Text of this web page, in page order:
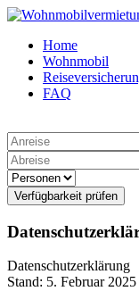
Home
Wohnmobil
FAQ
Verfügbarkeit prüfen
Datenschutzerklärung
Stand: 5. Februar 2025